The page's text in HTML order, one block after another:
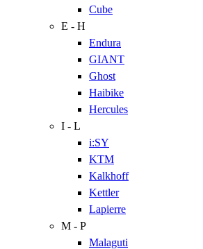
Cube
E - H
Endura
GIANT
Ghost
Haibike
Hercules
I - L
i:SY
KTM
Kalkhoff
Kettler
Lapierre
M - P
Malaguti